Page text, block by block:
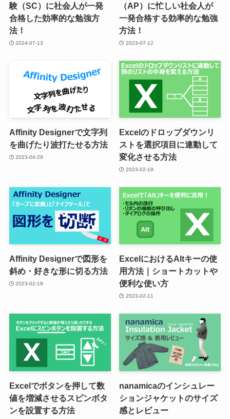
験（SC）に社会人が一発
合格した効率的な勉強方
法！
2024-07-13
（AP）に忙しい社会人が
一発合格する効率的な勉強
方法！
2023-07-12
Affinity Designerで文字列
を曲げたり波打たせる方法
2023-04-29
Excelのドロップダウンリ
ストを選択項目に連動して
変化させる方法
2023-02-19
Affinity Designerで図形を
斜め・好きな形に切る方法
2023-02-18
ExcelにおけるAltキーの使
用方法｜ショートカットや
便利な使い方
2023-02-11
Excelでボタンを押して数
値を増減させるスピンボタ
ンを設置する方法
nanamicaのインシュレー
ションジャケットのサイズ
感とレビュー